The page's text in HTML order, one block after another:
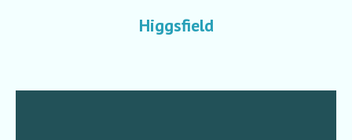
Higgsfield